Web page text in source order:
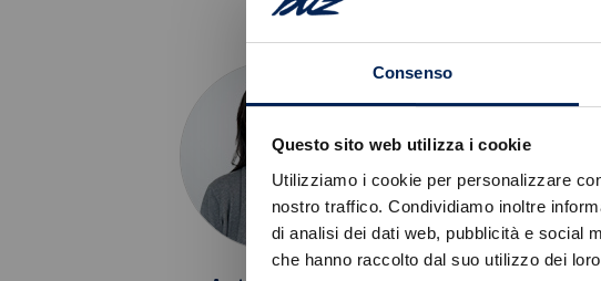
Consenso
Questo sito web utilizza i cookie
Utilizziamo i cookie per personalizzare
nostro traffico. Condividiamo inoltre
di analisi dei dati web, pubblicità e social
che hanno raccolto dal suo utilizzo dei